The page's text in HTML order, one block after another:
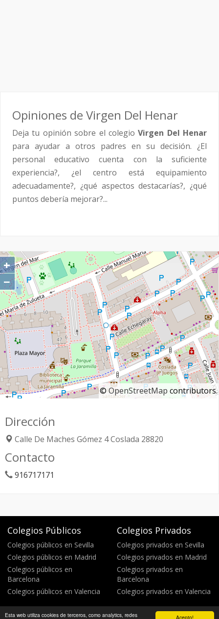
Acepto!
Esta web utiliza cookies de terceros, como analytics, redes
Opiniones de Virgen Del Henar
Deja tu opinión sobre el colegioVirgen Del Henar
para ayudar a otros padres en su decisión. ¿El
personal educativo cuenta con la suficiente
experiencia?, ¿el centro está equipamiento
adecuadamente?, ¿qué aspectos destacarías?, ¿qué
puntos debería mejorar?...
+
−
©OpenStreetMap contributors.
Dirección
Calle De Maches Gómez 4Coslada 28820
Contacto
916717171
Colegios Públicos
Colegios públicos en Sevilla
Colegios públicos en Madrid
Colegios públicos en
Barcelona
Colegios públicos en Valencia
Colegios Privados
Colegios privados en Sevilla
Colegios privados en Madrid
Colegios privados en
Barcelona
Colegios privados en Valencia